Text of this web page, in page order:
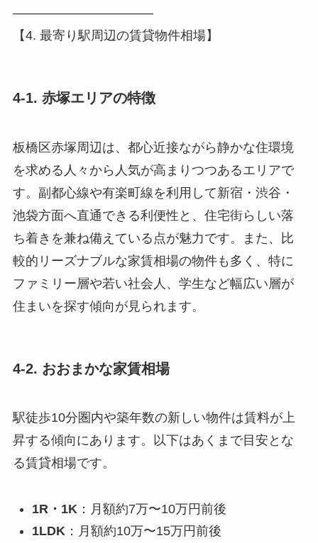
―――――――――――
【4. 最寄り駅周辺の賃貸物件相場】
4-1. 赤塚エリアの特徴
板橋区赤塚周辺は、都心近接ながら静かな住環境
を求める人々から人気が高まりつつあるエリアで
す。副都心線や有楽町線を利用して新宿・渋谷・
池袋方面へ直通できる利便性と、住宅街らしい落
ち着きを兼ね備えている点が魅力です。また、比
較的リーズナブルな家賃相場の物件も多く、特に
ファミリー層や若い社会人、学生など幅広い層が
住まいを探す傾向が見られます。
4-2. おおまかな家賃相場
駅徒歩10分圏内や築年数の新しい物件は賃料が上
昇する傾向にあります。以下はあくまで目安とな
る賃貸相場です。
1R・1K：月額約7万〜10万円前後
1LDK ：月額約10万〜15万円前後